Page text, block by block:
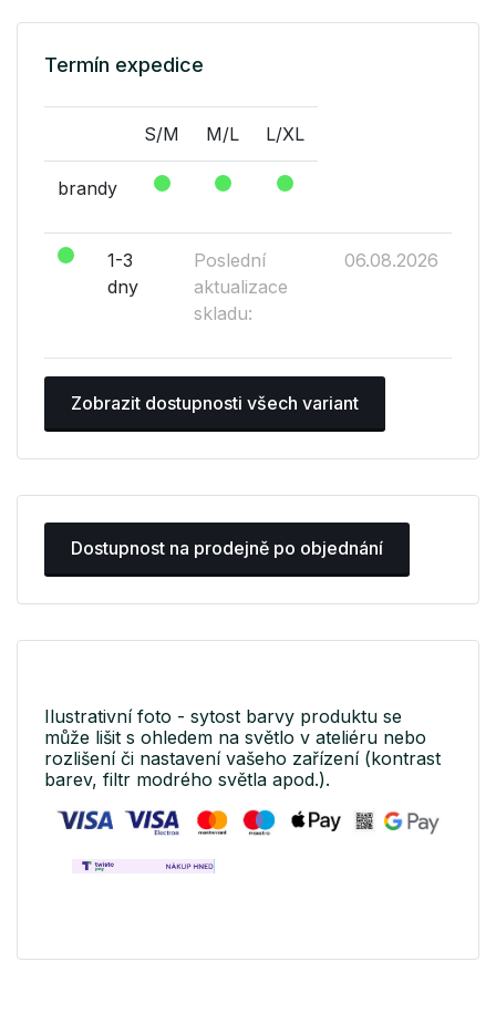
Termín expedice
S/M M/L L/XL
brandy
1-3
dny
Poslední
aktualizace
skladu:
06.08.2026
Zobrazit dostupnosti všech variant
Dostupnost na prodejně po objednání
Ilustrativní foto - sytost barvy produktu se
může lišit s ohledem na světlo v ateliéru nebo
rozlišení či nastavení vašeho zařízení (kontrast
barev, filtr modrého světla apod.).